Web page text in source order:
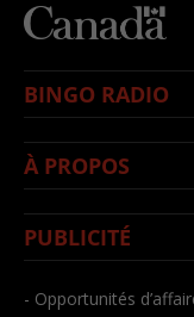
BINGO RADIO
À PROPOS
PUBLICITÉ
- Opportunités